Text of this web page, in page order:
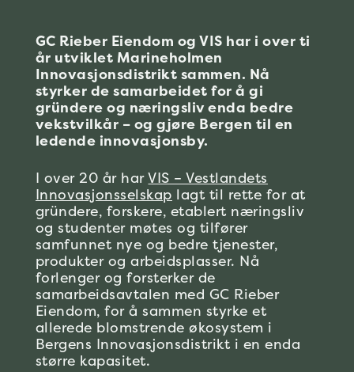
GC Rieber Eiendom og VIS har i over ti
år utviklet Marineholmen
Innovasjonsdistrikt sammen. Nå
styrker de samarbeidet for å gi
gründere og næringsliv enda bedre
vekstvilkår – og gjøre Bergen til en
ledende innovasjonsby.
I over 20 år harVIS – Vestlandets
Innovasjonsselskap lagt til rette for at
gründere, forskere, etablert næringsliv
og studenter møtes og tilfører
samfunnet nye og bedre tjenester,
produkter og arbeidsplasser. Nå
forlenger og forsterker de
samarbeidsavtalen med GC Rieber
Eiendom, for å sammen styrke et
allerede blomstrende økosystem i
Bergens Innovasjonsdistrikt i en enda
større kapasitet.